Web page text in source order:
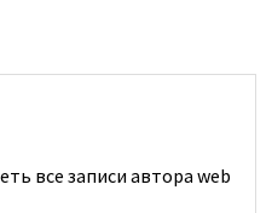
все записи автора web